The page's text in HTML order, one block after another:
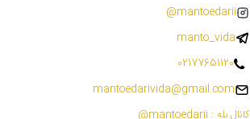
mantoedarii@
manto_vida
02177651120
mantoedarivida@gmail.com
کانال بله : mantoedarii@